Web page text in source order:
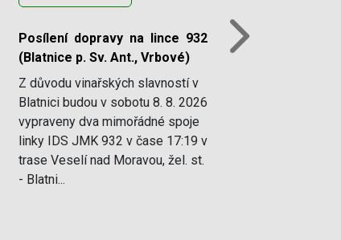
Posílení dopravy na lince 932
(Blatnice p. Sv. Ant., Vrbové)
Z důvodu vinařských slavností v
Blatnici budou v sobotu 8. 8. 2026
vypraveny dva mimořádné spoje
linky IDS JMK 932 v čase 17:19 v
trase Veselí nad Moravou, žel. st.
- Blatni...